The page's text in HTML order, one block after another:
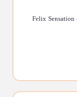
پوچ گربه فلیکس با طعم ماهی سالمون و میگو Felix Sensation